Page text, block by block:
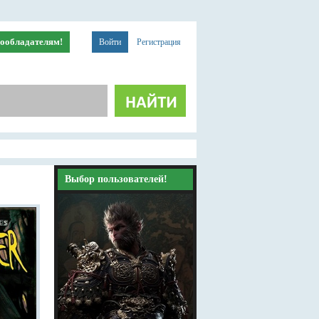
Войти Регистрация
Выбор пользователей!